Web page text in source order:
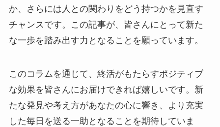
か、さらには人との関わりをどう持つかを見直す
チャンスです。この記事が、皆さんにとって新た
な一歩を踏み出す力となることを願っています。
このコラムを通じて、終活がもたらすポジティブ
な効果を皆さんにお届けできれば嬉しいです。新
たな発見や考え方があなたの心に響き、より充実
した毎日を送る一助となることを期待していま